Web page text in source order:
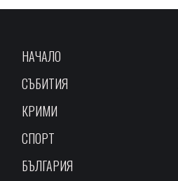
НАЧАЛО
СЪБИТИЯ
КРИМИ
СПОРТ
БЪЛГАРИЯ